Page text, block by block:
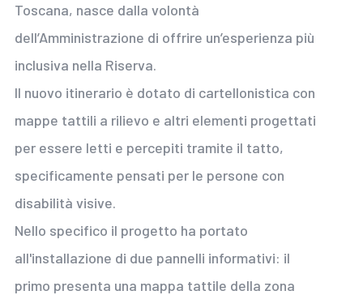
Toscana, nasce dalla volontà
dell’Amministrazione di offrire un’esperienza più
inclusiva nella Riserva.
Il nuovo itinerario è dotato di cartellonistica con
mappe tattili a rilievo e altri elementi progettati
per essere letti e percepiti tramite il tatto,
specificamente pensati per le persone con
disabilità visive.
Nello specifico il progetto ha portato
all'installazione di due pannelli informativi: il
primo presenta una mappa tattile della zona